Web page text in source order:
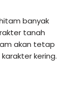
banyak
tanah
akan tetap
kering.